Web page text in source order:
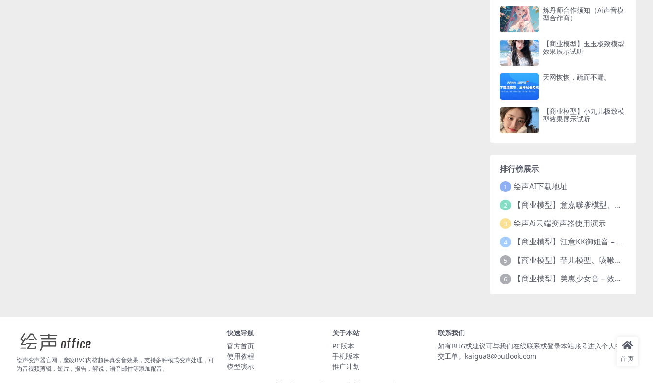
炼丹师合作须知（Ai声音模
型合作商）
【商业模型】玉玉极致模型
效果展示试听
天网恢恢，疏而不漏。
【商业模型】小九儿极致模
型效果展示试听
排行榜展示
1 绘声AI下载地址
2 【商业模型】意嘉嗲嗲模型、咳嗽、悄悄话、亲嘴音效果演示
3 绘声Ai云端变声器使用演示
4 【商业模型】江意KK御姐音 – 效果演示
5 【商业模型】菲儿模型、咳嗽、悄悄话、亲嘴音效果演示
6 【商业模型】美崽少女音 – 效果演示
绘声变声器官网，魔改RVC内核超保真变音效果，支持多种模式变声处理，可
为音视频剪辑，短片，报告，解说，语音邮件等添加配音。
快速导航
官方首页
使用教程
模型演示
关于本站
PC版本
手机版本
推广计划
联系我们
如有BUG或建议可与我们在线联系或登录本站账号进入个人中心提
交工单。kaigua8@outlook.com
首页